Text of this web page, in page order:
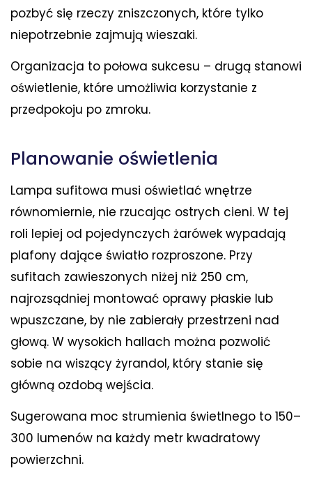
pozbyć się rzeczy zniszczonych, które tylko
niepotrzebnie zajmują wieszaki.
Organizacja to połowa sukcesu – drugą stanowi
oświetlenie, które umożliwia korzystanie z
przedpokoju po zmroku.
Planowanie oświetlenia
Lampa sufitowa musi oświetlać wnętrze
równomiernie, nie rzucając ostrych cieni. W tej
roli lepiej od pojedynczych żarówek wypadają
plafony dające światło rozproszone. Przy
sufitach zawieszonych niżej niż 250 cm,
najrozsądniej montować oprawy płaskie lub
wpuszczane, by nie zabierały przestrzeni nad
głową. W wysokich hallach można pozwolić
sobie na wiszący żyrandol, który stanie się
główną ozdobą wejścia.
Sugerowana moc strumienia świetlnego to 150–
300 lumenów na każdy metr kwadratowy
powierzchni.